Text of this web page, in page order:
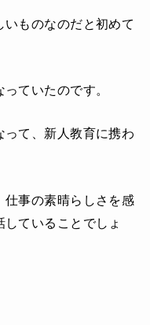
ものなのだと初めて
ていたのです。
って、新人教育に携わ
仕事の素晴らしさを感
ていることでしょ